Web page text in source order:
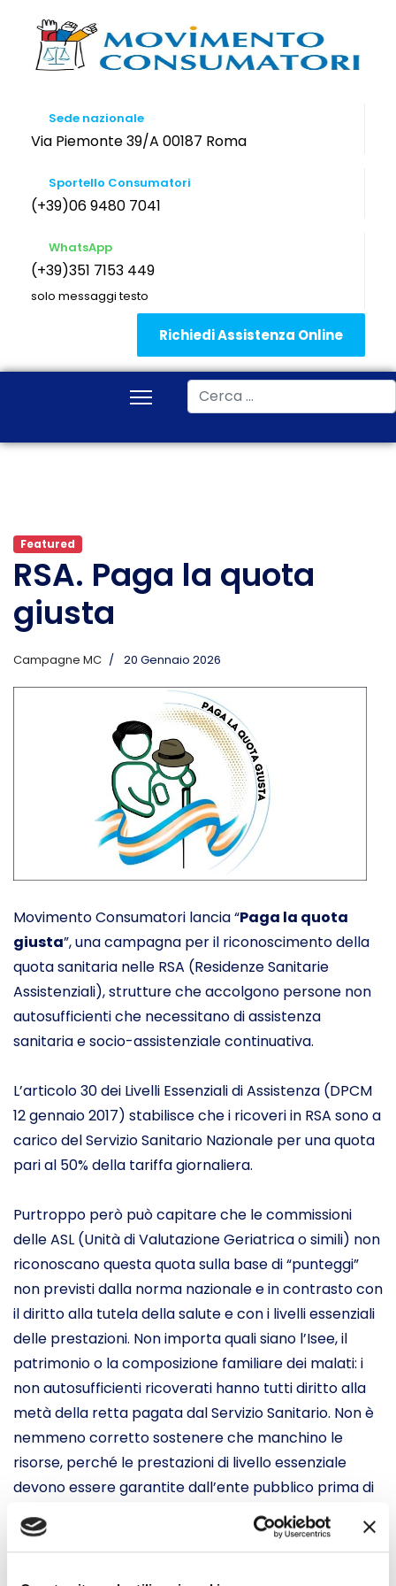
Sede nazionale
Via Piemonte 39/A 00187 Roma
Sportello Consumatori
(+39)06 9480 7041
WhatsApp
(+39)351 7153 449
solo messaggi testo
Richiedi Assistenza Online
Cerca
Featured
RSA. Paga la quota
giusta
Campagne MC 20 Gennaio 2026
Movimento Consumatori lancia “Paga la quota
giusta”, una campagna per il riconoscimento della
quota sanitaria nelle RSA (Residenze Sanitarie
Assistenziali), strutture che accolgono persone non
autosufficienti che necessitano di assistenza
sanitaria e socio-assistenziale continuativa.
L’articolo 30 dei Livelli Essenziali di Assistenza (DPCM
12 gennaio 2017) stabilisce che i ricoveri in RSA sono a
carico del Servizio Sanitario Nazionale per una quota
pari al 50% della tariffa giornaliera.
Purtroppo però può capitare che le commissioni
delle ASL (Unità di Valutazione Geriatrica o simili) non
riconoscano questa quota sulla base di “punteggi”
non previsti dalla norma nazionale e in contrasto con
il diritto alla tutela della salute e con i livelli essenziali
delle prestazioni. Non importa quali siano l’Isee, il
patrimonio o la composizione familiare dei malati: i
non autosufficienti ricoverati hanno tutti diritto alla
metà della retta pagata dal Servizio Sanitario. Non è
nemmeno corretto sostenere che manchino le
risorse, perché le prestazioni di livello essenziale
devono essere garantite dall’ente pubblico prima di
tutte le altre.
I familiari o i parenti che stanno pagando la retta